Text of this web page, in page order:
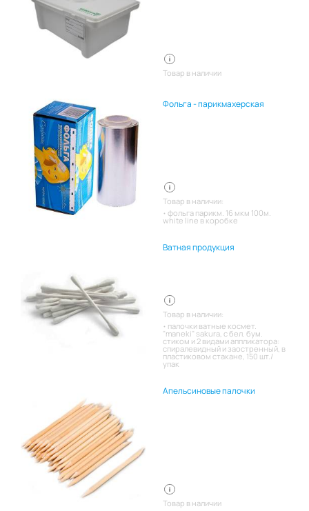
Товар в наличии
Фольга - парикмахерская
Товар в наличии:
фольга парикм. 16 мкм 100м.
white line в коробке
Ватная продукция
Товар в наличии:
палочки ватные космет.
"maneki" sakura, с бел. бум.
стиком и 2 видами аппликатора:
спиралевидный и заостренный, в
пластиковом стакане, 150 шт./
упак
Апельсиновые палочки
Товар в наличии